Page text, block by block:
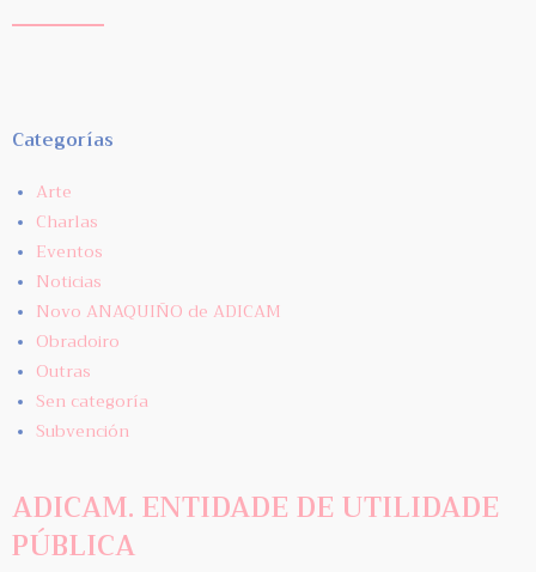
Categorías
Arte
Charlas
Eventos
Noticias
Novo ANAQUIÑO de ADICAM
Obradoiro
Outras
Sen categoría
Subvención
ADICAM. ENTIDADE DE UTILIDADE
PÚBLICA